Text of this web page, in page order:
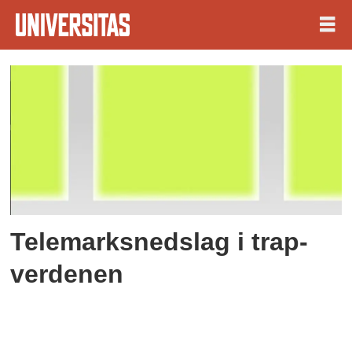
Tag:
norsk
Telemarksnedslag i trap-
verdenen